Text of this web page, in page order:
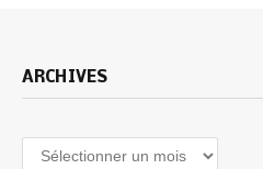
ARCHIVES
Archives